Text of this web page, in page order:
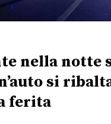
nella notte
si
ferita